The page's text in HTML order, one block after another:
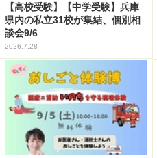
【高校受験】【中学受験】兵庫
県内の私立31校が集結、個別相
談会9/6
2026.7.28